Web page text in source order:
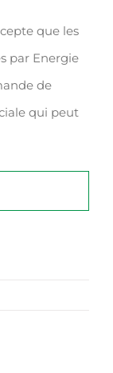
que les
par Energie
de
qui peut